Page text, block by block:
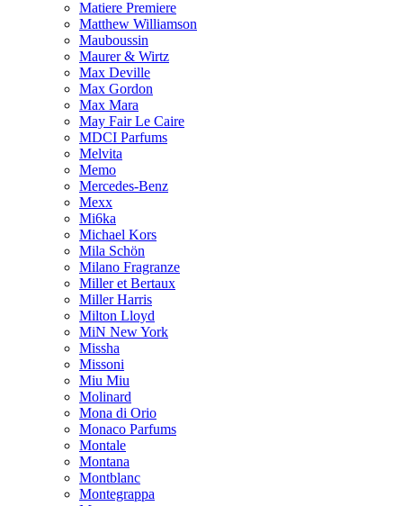
Matiere Premiere
Matthew Williamson
Mauboussin
Maurer & Wirtz
Max Deville
Max Gordon
Max Mara
May Fair Le Caire
MDCI Parfums
Melvita
Memo
Mercedes-Benz
Mexx
Mi6ka
Michael Kors
Mila Schön
Milano Fragranze
Miller et Bertaux
Miller Harris
Milton Lloyd
MiN New York
Missha
Missoni
Miu Miu
Molinard
Mona di Orio
Monaco Parfums
Montale
Montana
Montblanc
Montegrappa